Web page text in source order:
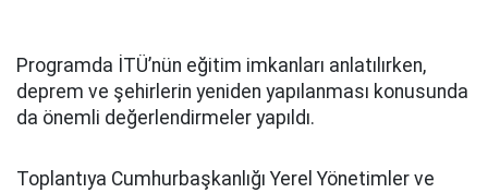
Programda İTÜ’nün eğitim imkanları anlatılırken,
deprem ve şehirlerin yeniden yapılanması konusunda
da önemli değerlendirmeler yapıldı.
Toplantıya Cumhurbaşkanlığı Yerel Yönetimler ve